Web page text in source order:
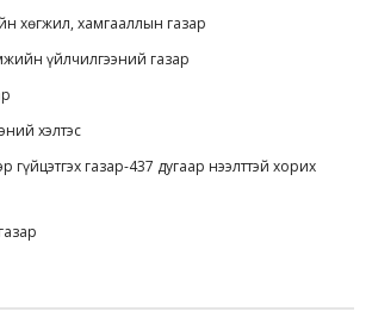
хөгжил, хамгааллын газар
үйлчилгээний газар
хэлтэс
газар-437 дугаар нээлттэй хорих